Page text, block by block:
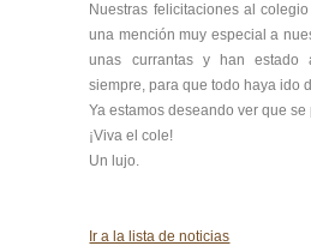
Nuestras felicitaciones al
una mención muy especial a
unas currantas y han estado
siempre, para que todo haya ido
Ya estamos deseando ver que
¡Viva el cole!
Un lujo.
Ir a la lista de noticias